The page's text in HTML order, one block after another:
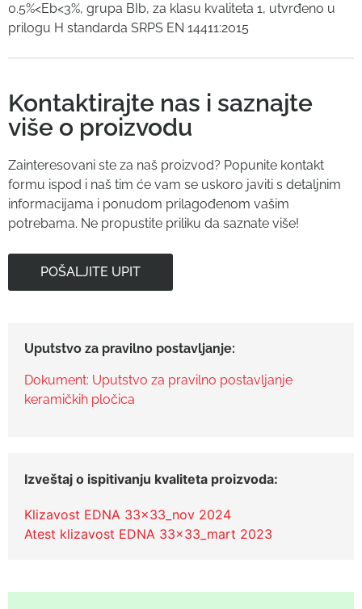
0.5%<Eb<3%, grupa BIb, za klasu kvaliteta 1, utvrđeno u
prilogu H standarda SRPS EN 14411:2015
Kontaktirajte nas i saznajte
više o proizvodu
Zainteresovani ste za naš proizvod? Popunite kontakt
formu ispod i naš tim će vam se uskoro javiti s detaljnim
informacijama i ponudom prilagođenom vašim
potrebama. Ne propustite priliku da saznate više!
POŠALJITE UPIT
Uputstvo za pravilno postavljanje:
Dokument: Uputstvo za pravilno postavljanje
keramičkih pločica
Izveštaj o ispitivanju kvaliteta proizvoda:
Klizavost EDNA 33x33_nov 2024
Atest klizavost EDNA 33x33_mart 2023